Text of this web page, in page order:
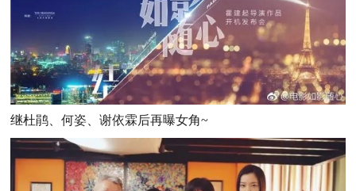
继杜鹃、何姿、谢依霖后再曝女角~